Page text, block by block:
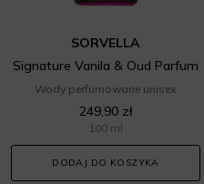
SORVELLA
Signature Vanila & Oud Parfum
Wody perfumowane unisex
249,90 zł
100 ml
DODAJ DO KOSZYKA